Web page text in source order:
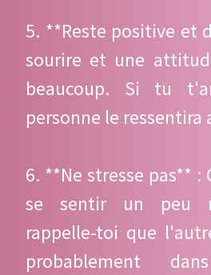
5. **Reste positive et
sourire et une
beaucoup. Si tu
personne le ressentira
6. **Ne stresse pas** :
se sentir un peu
rappelle-toi que
probablement